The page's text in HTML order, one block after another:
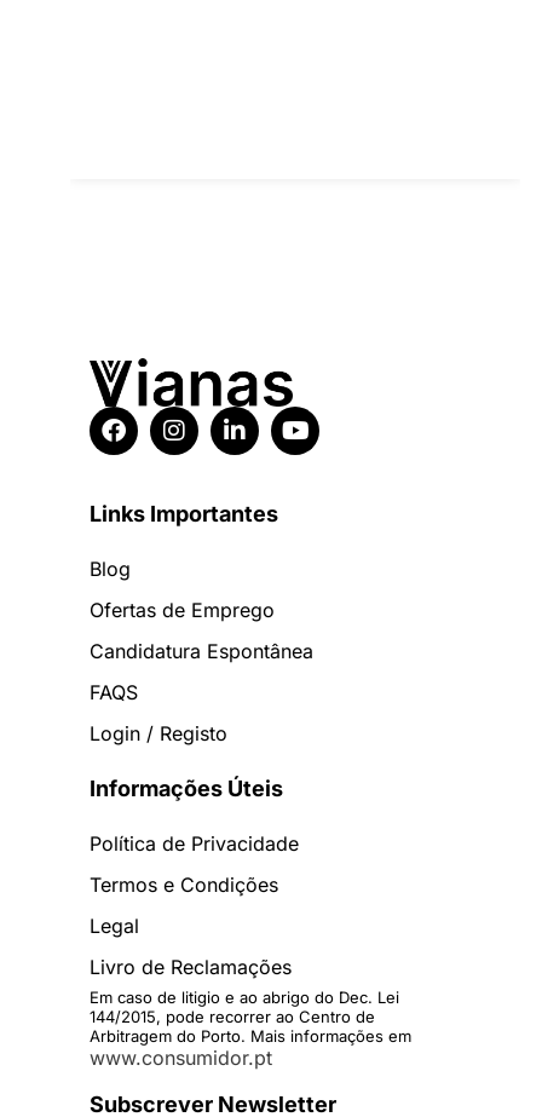
Links Importantes
Blog
Ofertas de Emprego
Candidatura Espontânea
FAQS
Login / Registo
Informações Úteis
Política de Privacidade
Termos e Condições
Legal
Livro de Reclamações
Em caso de litigio e ao abrigo do Dec. Lei
144/2015, pode recorrer ao Centro de
Arbitragem do Porto. Mais informações em
www.consumidor.pt
Subscrever Newsletter